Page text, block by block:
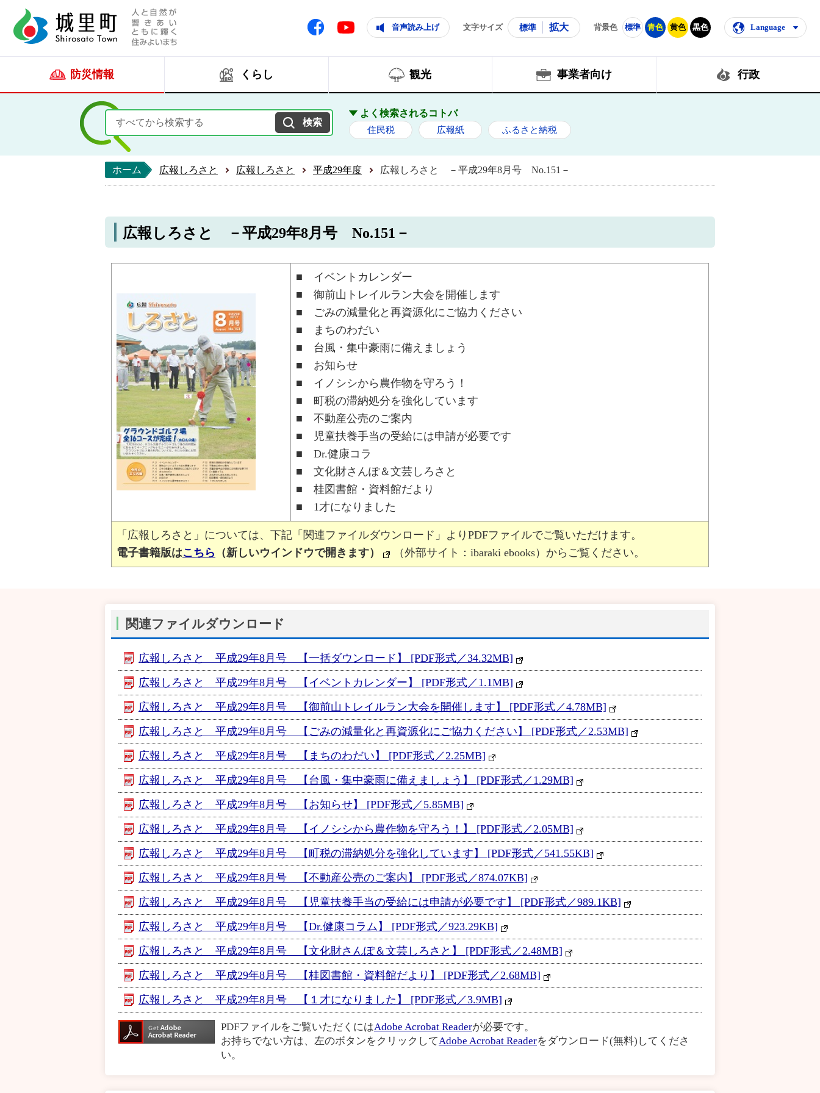
Facebook Youtube 音声読み上げ 文字サイズ 標準 拡大 背景色 標準 青色 黄色 黒色 Language
防災情報 くらし 観光 事業者向け 行政
よく検索されるコトバ
住民税 広報紙 ふるさと納税
ホーム 広報しろさと 広報しろさと 平成29年度 広報しろさと －平成29年8月号 No.151－
広報しろさと －平成29年8月号 No.151－
■ イベントカレンダー
■ 御前山トレイルラン大会を開催します
■ ごみの減量化と再資源化にご協力ください
■ まちのわだい
■ 台風・集中豪雨に備えましょう
■ お知らせ
■ イノシシから農作物を守ろう！
■ 町税の滞納処分を強化しています
■ 不動産公売のご案内
■ 児童扶養手当の受給には申請が必要です
■ Dr.健康コラ
■ 文化財さんぽ＆文芸しろさと
■ 桂図書館・資料館だより
■ 1才になりました
「広報しろさと」については、下記「関連ファイルダウンロード」よりPDFファイルでご覧いただけます。
電子書籍版はこちら （新しいウインドウで開きます） （外部サイト：ibaraki ebooks） からご覧ください。
関連ファイルダウンロード
広報しろさと 平成29年8月号 【一括ダウンロード】 [PDF形式／34.32MB]
広報しろさと 平成29年8月号 【イベントカレンダー】 [PDF形式／1.1MB]
広報しろさと 平成29年8月号 【御前山トレイルラン大会を開催します】 [PDF形式／4.78MB]
広報しろさと 平成29年8月号 【ごみの減量化と再資源化にご協力ください】 [PDF形式／2.53MB]
広報しろさと 平成29年8月号 【まちのわだい】 [PDF形式／2.25MB]
広報しろさと 平成29年8月号 【台風・集中豪雨に備えましょう】 [PDF形式／1.29MB]
広報しろさと 平成29年8月号 【お知らせ】 [PDF形式／5.85MB]
広報しろさと 平成29年8月号 【イノシシから農作物を守ろう！】 [PDF形式／2.05MB]
広報しろさと 平成29年8月号 【町税の滞納処分を強化しています】 [PDF形式／541.55KB]
広報しろさと 平成29年8月号 【不動産公売のご案内】 [PDF形式／874.07KB]
広報しろさと 平成29年8月号 【児童扶養手当の受給には申請が必要です】 [PDF形式／989.1KB]
広報しろさと 平成29年8月号 【Dr.健康コラム】 [PDF形式／923.29KB]
広報しろさと 平成29年8月号 【文化財さんぽ＆文芸しろさと】 [PDF形式／2.48MB]
広報しろさと 平成29年8月号 【桂図書館・資料館だより】 [PDF形式／2.68MB]
広報しろさと 平成29年8月号 【１才になりました】 [PDF形式／3.9MB]
PDFファイルをご覧いただくにはAdobe Acrobat Readerが必要です。
お持ちでない方は、左のボタンをクリックしてAdobe Acrobat Readerをダウンロード(無料)してくださ
い。